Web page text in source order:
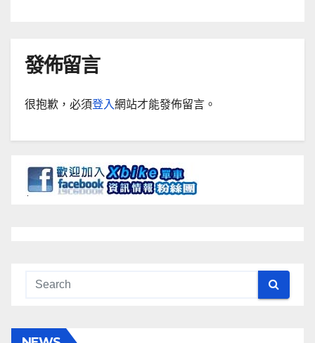
發佈留言
很抱歉，必須登入網站才能發佈留言。